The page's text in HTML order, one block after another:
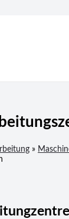
»